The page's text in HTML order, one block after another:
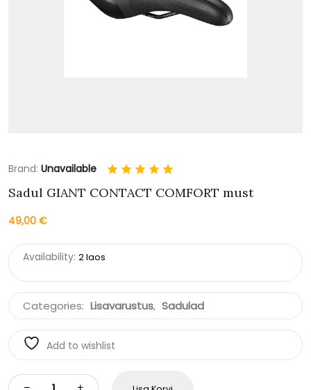
Brand: Unavailable
Sadul GIANT CONTACT COMFORT must
49,00 €
Availability: 2 laos
Categories: Lisavarustus, Sadulad
Add to wishlist